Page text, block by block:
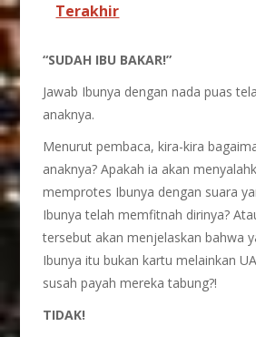
Terakhir
“SUDAH IBU BAKAR!”
Jawab Ibunya dengan nada puas
anaknya.
Menurut pembaca, kira-kira
anaknya? Apakah ia akan
memprotes Ibunya dengan suara
Ibunya telah memfitnah dirinya?
tersebut akan menjelaskan bahwa
Ibunya itu bukan kartu melainkan
susah payah mereka tabung?!
TIDAK!